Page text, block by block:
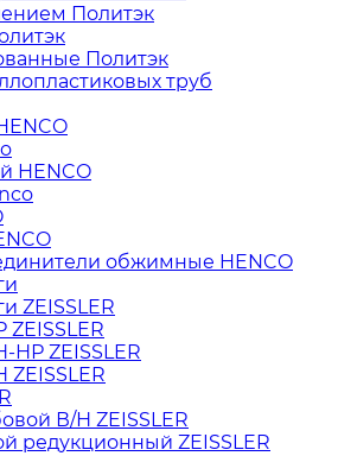
Политэк
Политэк
труб
HENCO
обжимные HENCO
ZEISSLER
НР ZEISSLER
В/Н ZEISSLER
редукционный ZEISSLER